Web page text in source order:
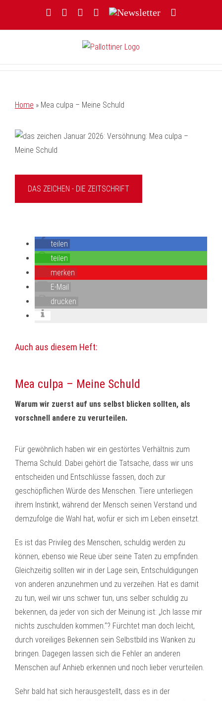
FacebookYouTubeInstagram
Threads
Newsletter
Home » Mea culpa – Meine Schuld
DAS ZEICHEN - DIE ZEITSCHRIFT
teilen
teilen
merken
E-Mail
drucken
Auch aus diesem Heft:
Mea culpa – Meine Schuld
Warum wir zuerst auf uns selbst blicken sollten, als
vorschnell andere zu verurteilen.
Für gewöhnlich haben wir ein gestörtes Verhältnis zum
Thema Schuld. Dabei gehört die Tatsache, dass wir uns
entscheiden und Entschlüsse fassen, doch zur
geschöpflichen Würde des Menschen. Tiere unterliegen
ihrem Instinkt, während der Mensch seinen Verstand und
demzufolge die Wahl hat, wofür er sich im Leben einsetzt.
Es ist das Privileg des Menschen, schuldig werden zu
können, ebenso wie Reue über seine Taten zu empfinden.
Gleichzeitig sollten wir in der Lage sein, Entschuldigungen
von anderen anzunehmen und zu verzeihen. Hat es damit
zu tun, weil wir uns schwer tun, uns selber schuldig zu
bekennen, da jeder von sich der Meinung ist: „Ich lasse mir
nichts zuschulden kommen.“? Fürchtet man doch leicht,
durch voreiliges Bekennen sein Selbstbild ins Wanken zu
bringen. Dagegen lassen sich die Fehler an anderen
Menschen auf Anhieb erkennen und noch lieber verurteilen.
Sehr bald hat sich herausgestellt, dass es in der